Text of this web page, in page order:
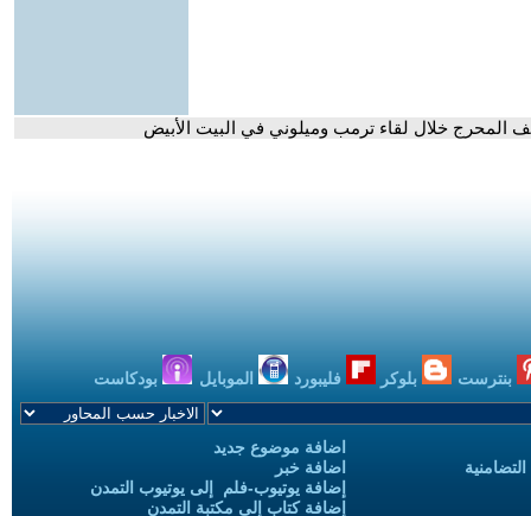
المحرج خلال لقاء ترمب وميلوني في البيت الأبيض
بنترست بلوكر فليبورد الموبايل بودكاست
اضافة موضوع جديد
اضافة خبر
إضافة يوتيوب-فلم إلى يوتيوب التمدن
إضافة كتاب إلى مكتبة التمدن